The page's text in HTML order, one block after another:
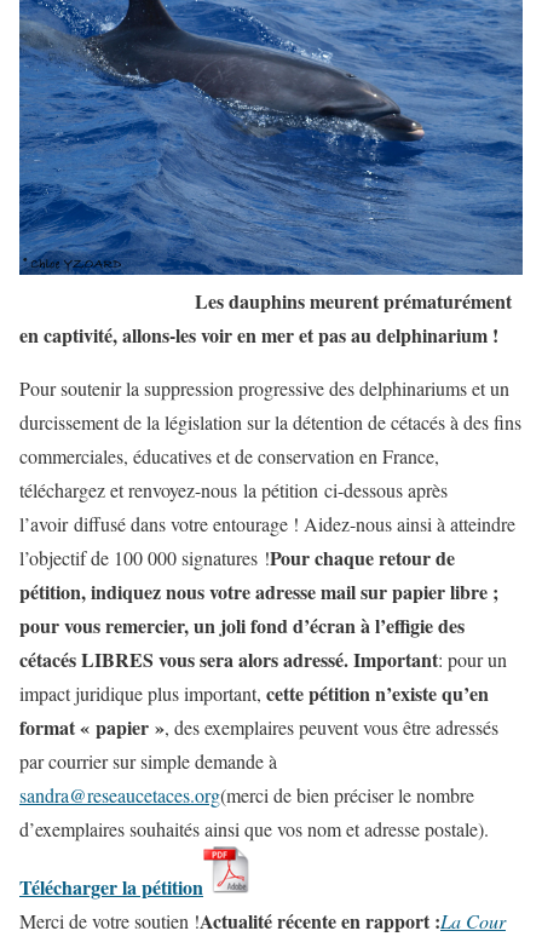
Les dauphins meurent prématurément
en captivité, allons-les voir en mer et pas au delphinarium !
Pour soutenir la suppression progressive des delphinariums et un
durcissement de la législation sur la détention de cétacés à des fins
commerciales, éducatives et de conservation en France,
téléchargez et renvoyez-nous la pétition ci-dessous après
l’avoir diffusé dans votre entourage ! Aidez-nous ainsi à atteindre
l’objectif de 100 000 signatures !Pour chaque retour de
pétition, indiquez nous votre adresse mail sur papier libre ;
pour vous remercier, un joli fond d’écran à l’effigie des
cétacés LIBRES vous sera alors adressé.Important: pour un
impact juridique plus important, cette pétition n’existe qu’en
format « papier », des exemplaires peuvent vous être adressés
par courrier sur simple demande à
sandra@reseaucetaces.org(merci de bien préciser le nombre
d’exemplaires souhaités ainsi que vos nom et adresse postale).
Télécharger la pétition
Merci de votre soutien !Actualité récente en rapport :La Cour